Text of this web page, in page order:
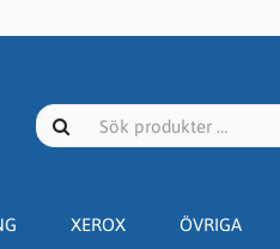
XEROX ÖVRIGA